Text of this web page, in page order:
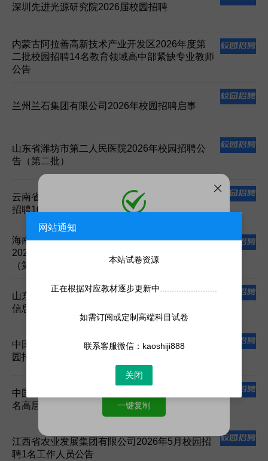
深圳先进光源研究院2026届校园招聘
内蒙古阿拉善高新技术产业开发区2026年度第
二批校园招聘14名教育领域高中部紧缺专业教师
公告
兰州兰石集团有限公司2026年校园招聘启事
山东省潍坊市第二人民医院2026年校园招聘公
告（第二批）
云南省禄丰市卫生健康系统2026年第二次校园
招聘10名工作人员公告
海南省三亚中心医院（海南省第三人民医院）
2026年校园招聘53名员额制专业技术人员公告
（第1号）
山东省海尔消费金融有限公司2027年校园招聘
信息
中国电子信息产业集团有限公司2026届春季校
园招聘信息
中国共产党郧西县委员会党校2026年校园招聘2
名高层次及急需紧缺人才公告（第一场）
江西省农业发展集团有限公司2026年5月校园招
聘1名工作人员公告
网站通知
本站试卷资源
正在根据对应教材逐步更新中........................
如需订阅或定制高端科目试卷
联系客服微信：kaoshiji888
关闭
添加客服为微信好友，人工处理更快
一键复制